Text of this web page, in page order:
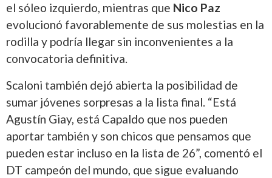
el sóleo izquierdo, mientras que Nico Paz
evolucionó favorablemente de sus molestias en la
rodilla y podría llegar sin inconvenientes a la
convocatoria definitiva.
Scaloni también dejó abierta la posibilidad de
sumar jóvenes sorpresas a la lista final. “Está
Agustín Giay, está Capaldo que nos pueden
aportar también y son chicos que pensamos que
pueden estar incluso en la lista de 26”, comentó el
DT campeón del mundo, que sigue evaluando